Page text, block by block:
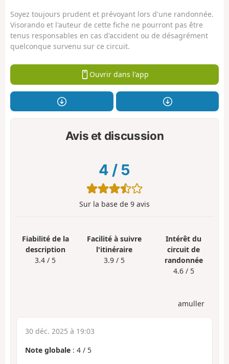
Soyez toujours prudent et prévoyant lors d'une randonnée.
Visorando et l'auteur de cette fiche ne pourront pas être
tenus responsables en cas d'accident ou de désagrément
quelconque survenu sur ce circuit.
Ouvrir dans l'app
Avis et discussion
4 / 5
Sur la base de 9 avis
Fiabilité de la
description
3.4 / 5
Facilité à suivre
l'itinéraire
3.9 / 5
Intérêt du
circuit de
randonnée
4.6 / 5
amuller
30 déc. 2025 à 19:03
Note globale : 4 / 5